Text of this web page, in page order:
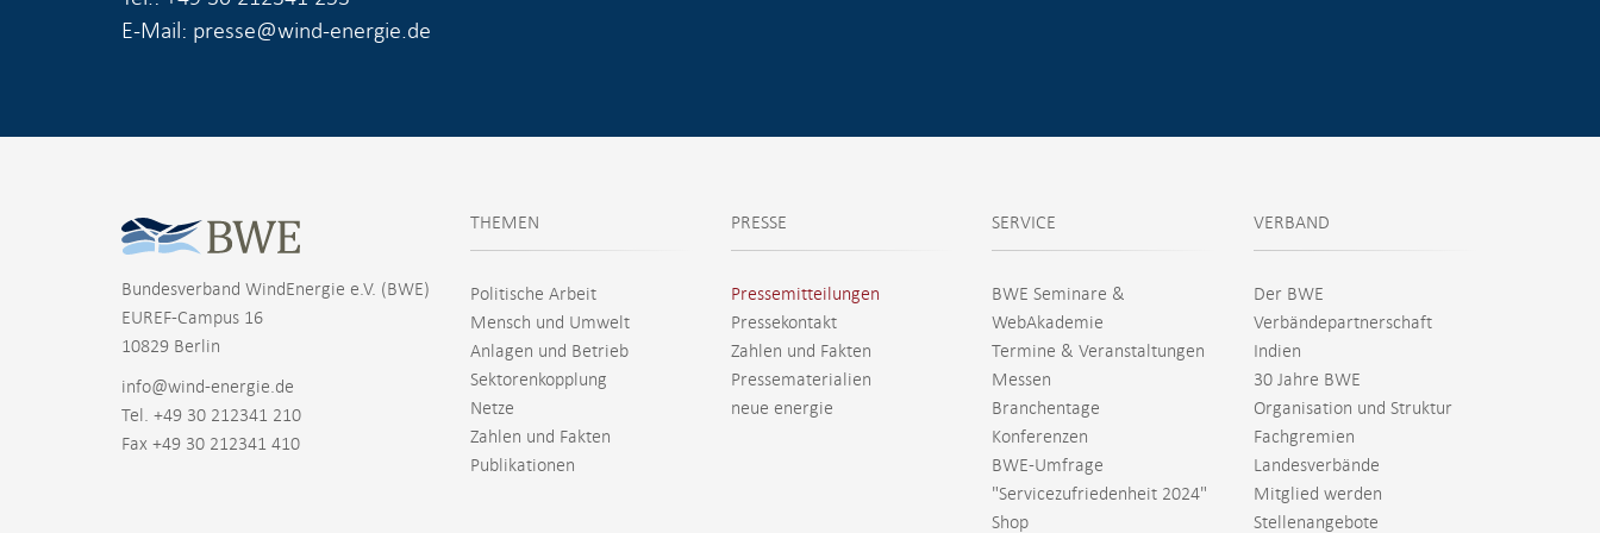
E-Mail: presse@wind-energie.de
Bundesverband WindEnergie e.V. (BWE)
EUREF-Campus 16
10829 Berlin
info@wind-energie.de
Tel. +49 30 212341 210
Fax +49 30 212341 410
THEMEN
Politische Arbeit
Mensch und Umwelt
Anlagen und Betrieb
Sektorenkopplung
Netze
Zahlen und Fakten
Publikationen
PRESSE
Pressemitteilungen
Pressekontakt
Zahlen und Fakten
Pressematerialien
neue energie
SERVICE
BWE Seminare &
WebAkademie
Termine & Veranstaltungen
Messen
Branchentage
Konferenzen
BWE-Umfrage
"Servicezufriedenheit 2024"
Shop
VERBAND
Der BWE
Verbändepartnerschaft
Indien
30 Jahre BWE
Organisation und Struktur
Fachgremien
Landesverbände
Mitglied werden
Stellenangebote